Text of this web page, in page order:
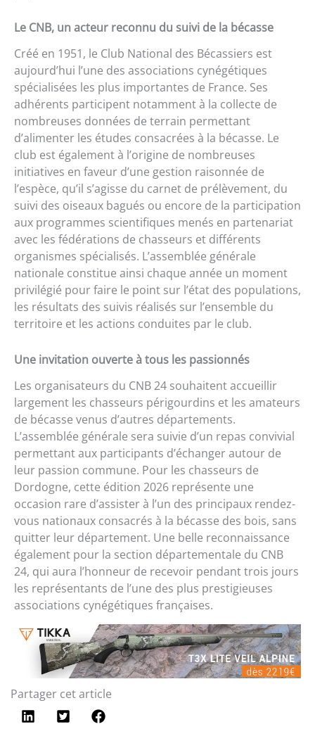
Le CNB, un acteur reconnu du suivi de la bécasse
Créé en 1951, le Club National des Bécassiers est
aujourd’hui l’une des associations cynégétiques
spécialisées les plus importantes de France. Ses
adhérents participent notamment à la collecte de
nombreuses données de terrain permettant
d’alimenter les études consacrées à la bécasse. Le
club est également à l’origine de nombreuses
initiatives en faveur d’une gestion raisonnée de
l’espèce, qu’il s’agisse du carnet de prélèvement, du
suivi des oiseaux bagués ou encore de la participation
aux programmes scientifiques menés en partenariat
avec les fédérations de chasseurs et différents
organismes spécialisés. L’assemblée générale
nationale constitue ainsi chaque année un moment
privilégié pour faire le point sur l’état des populations,
les résultats des suivis réalisés sur l’ensemble du
territoire et les actions conduites par le club.
Une invitation ouverte à tous les passionnés
Les organisateurs du CNB 24 souhaitent accueillir
largement les chasseurs périgourdins et les amateurs
de bécasse venus d’autres départements.
L’assemblée générale sera suivie d’un repas convivial
permettant aux participants d’échanger autour de
leur passion commune. Pour les chasseurs de
Dordogne, cette édition 2026 représente une
occasion rare d’assister à l’un des principaux rendez-
vous nationaux consacrés à la bécasse des bois, sans
quitter leur département. Une belle reconnaissance
également pour la section départementale du CNB
24, qui aura l’honneur de recevoir pendant trois jours
les représentants de l’une des plus prestigieuses
associations cynégétiques françaises.
Partager cet article